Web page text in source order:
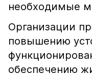
необходимые
Организации
повышению
обеспечению